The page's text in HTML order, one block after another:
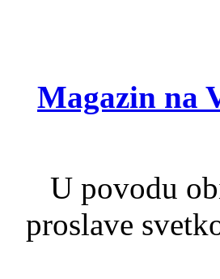
Magazin na
U povodu
proslave